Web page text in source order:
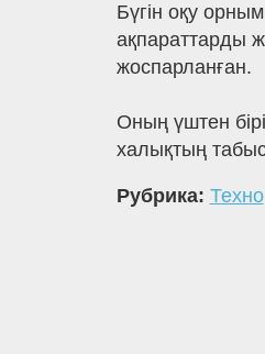
Бүгін оқу
ақпараттарды
жоспарланған.
Оның үштен
халықтың
Рубрика: Техно